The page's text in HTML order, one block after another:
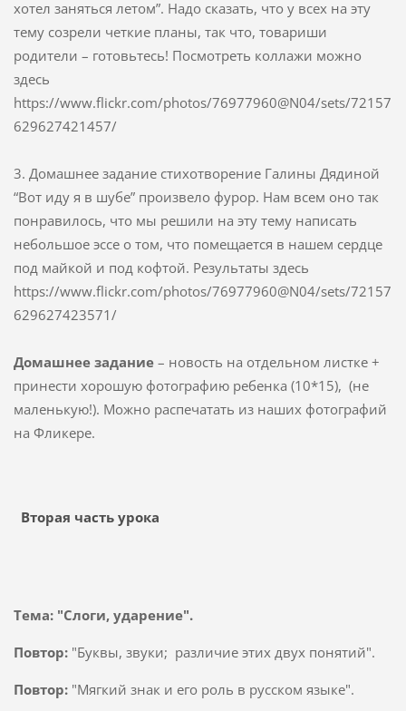
хотел заняться летом”. Надо сказать, что у всех на эту
тему созрели четкие планы, так что, товариши
родители – готовьтесь! Посмотреть коллажи можно
здесь
https://www.flickr.com/photos/76977960@N04/sets/72157
629627421457/
3. Домашнее задание стихотворение Галины Дядиной
“Вот иду я в шубе” произвело фурор. Нам всем оно так
понравилось, что мы решили на эту тему написать
небольшое эссе о том, что помещается в нашем сердце
под майкой и под кофтой. Результаты здесь
https://www.flickr.com/photos/76977960@N04/sets/72157
629627423571/
Домашнее задание– новость на отдельном листке +
принести хорошую фотографию ребенка (10*15), (не
маленькую!). Можно распечатать из наших фотографий
на Фликере.
Вторая часть урока
Тема: "Слоги, ударение".
Повтор:"Буквы, звуки; различие этих двух понятий".
Повтор: "Мягкий знак и его роль в русском языке".